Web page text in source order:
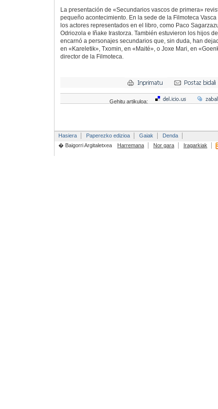
La presentación de «Secundarios vascos de primera»
pequeño acontecimiento. En la sede de la Filmoteca
los actores representados en el libro, como Paco
Odriozola e Iñake Irastorza. También estuvieron los hijos
encarnó a personajes secundarios que, sin duda, han
en «Kareletik», Txomin, en «Maité», o Joxe Mari, en
director de la Filmoteca.
Gehitu artikuloa:
Hasiera Paperezko edizioa Gaiak
Denda
� Baigorri Argitaletxea
Harremana Nor gara Iragarkiak